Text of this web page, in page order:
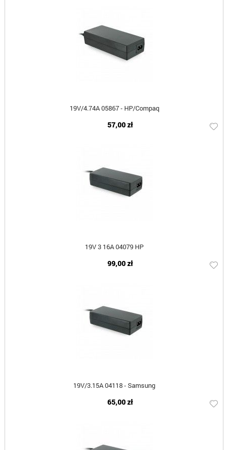
19V/4.74A 05867 - HP/Compaq
57,00 zł
19V 3 16A 04079 HP
99,00 zł
19V/3.15A 04118 - Samsung
65,00 zł